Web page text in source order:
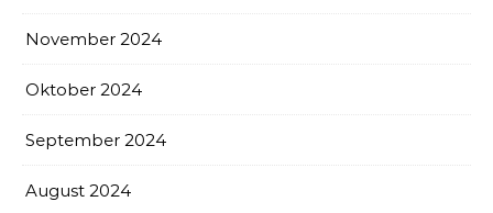
November 2024
Oktober 2024
September 2024
August 2024